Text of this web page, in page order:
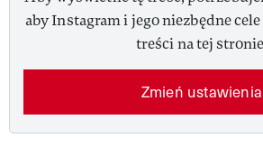
aby Instagram i jego niezbędne cele
treści na tej
Zmień ustawienia